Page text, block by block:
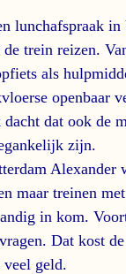
lunchafspraak
trein reizen.
als
openbaar
dat ook de
zijn.
Alexander
maar treinen
in kom.
Dat kost
geld.